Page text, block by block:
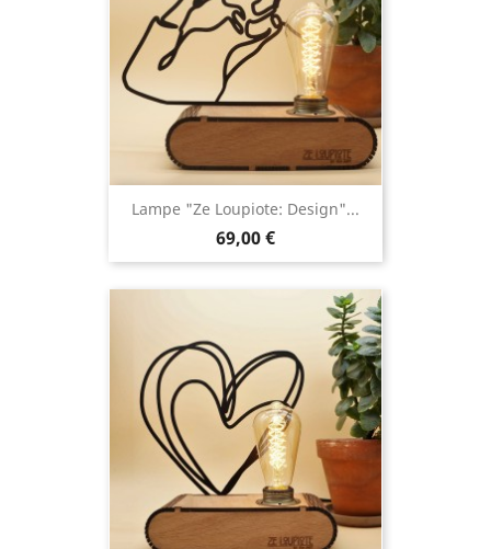
Lampe "Ze Loupiote: Design"...
69,00 €